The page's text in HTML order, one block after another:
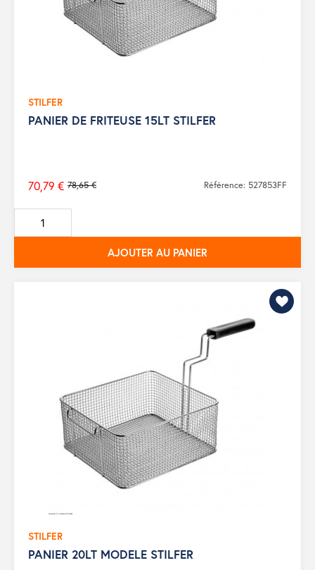
STILFER
PANIER DE FRITEUSE 15LT STILFER
Prix
de
base
78,65 €
70,79 € Référence: 527853FF
AJOUTER AU PANIER
STILFER
PANIER 20LT MODELE STILFER